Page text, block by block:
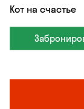
Кот на счастье